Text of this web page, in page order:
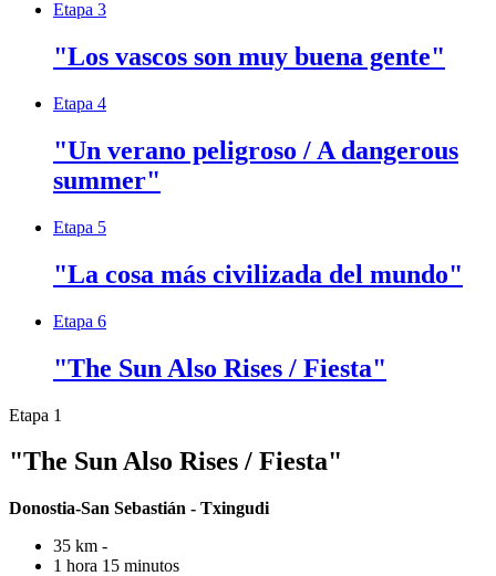
Etapa 3
"Los vascos son muy buena gente"
Etapa 4
"Un verano peligroso / A dangerous
summer"
Etapa 5
"La cosa más civilizada del mundo"
Etapa 6
"The Sun Also Rises / Fiesta"
Etapa 1
"The Sun Also Rises / Fiesta"
Donostia-San Sebastián - Txingudi
35 km -
1 hora 15 minutos